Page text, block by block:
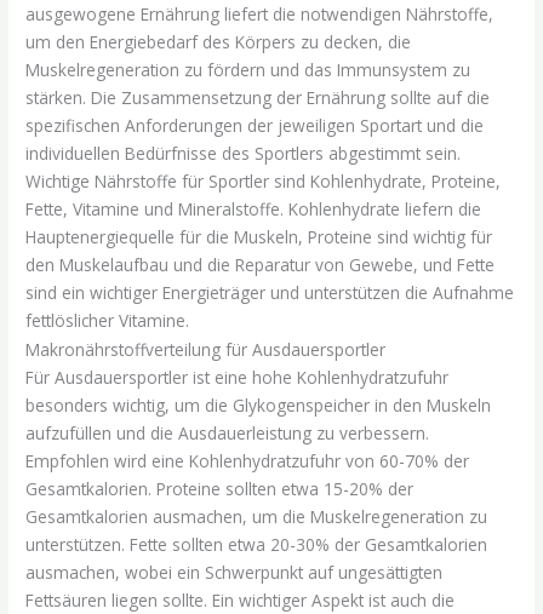
ausgewogene Ernährung liefert die notwendigen Nährstoffe,
um den Energiebedarf des Körpers zu decken, die
Muskelregeneration zu fördern und das Immunsystem zu
stärken. Die Zusammensetzung der Ernährung sollte auf die
spezifischen Anforderungen der jeweiligen Sportart und die
individuellen Bedürfnisse des Sportlers abgestimmt sein.
Wichtige Nährstoffe für Sportler sind Kohlenhydrate, Proteine,
Fette, Vitamine und Mineralstoffe. Kohlenhydrate liefern die
Hauptenergiequelle für die Muskeln, Proteine sind wichtig für
den Muskelaufbau und die Reparatur von Gewebe, und Fette
sind ein wichtiger Energieträger und unterstützen die Aufnahme
fettlöslicher Vitamine.
Makronährstoffverteilung für Ausdauersportler
Für Ausdauersportler ist eine hohe Kohlenhydratzufuhr
besonders wichtig, um die Glykogenspeicher in den Muskeln
aufzufüllen und die Ausdauerleistung zu verbessern.
Empfohlen wird eine Kohlenhydratzufuhr von 60-70% der
Gesamtkalorien. Proteine sollten etwa 15-20% der
Gesamtkalorien ausmachen, um die Muskelregeneration zu
unterstützen. Fette sollten etwa 20-30% der Gesamtkalorien
ausmachen, wobei ein Schwerpunkt auf ungesättigten
Fettsäuren liegen sollte. Ein wichtiger Aspekt ist auch die